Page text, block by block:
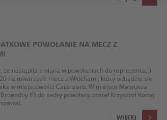
POWOŁANIE NA MECZ Z
że nastąpiła zmiana w powołaniach do reprezentacji
na towarzyski mecz z Włochami, który odbędzie się
w miejscowości Catanzaro. W miejsce Mateusza
IF) do kadry powołany został Krzysztof Koton
WIĘCEJ